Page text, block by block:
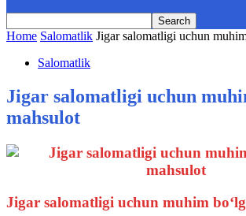
Home Salomatlik Jigar salomatligi uchun
Salomatlik
Jigar salomatligi uchun
mahsulot
Jigar salomatligi uchun muhim